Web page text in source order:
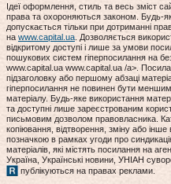
Ідеї оформлення, стиль та весь зміст
права та охороняються законом. Будь-
допускається тільки при дотриманні
на www.capital.ua . Дозволяється
відкритому доступі і лише за умови
пошукових систем гіперпосилання на
www.capital.ua www.capital.ua /a>.
підзаголовку або першому абзаці
гіперпосилання не повинен бути
матеріалу. Будь-яке використання
та доступні лише зареєстрованим
письмовим дозволом правовласника.
копіювання, відтворення, зміну або
позначкою в рамках угоди про
матеріалів, які містять посилання на
Україна, Українські новини, УНІАН
публікуються на правах реклами.